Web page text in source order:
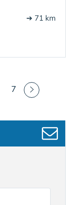
➔ 71 km
7